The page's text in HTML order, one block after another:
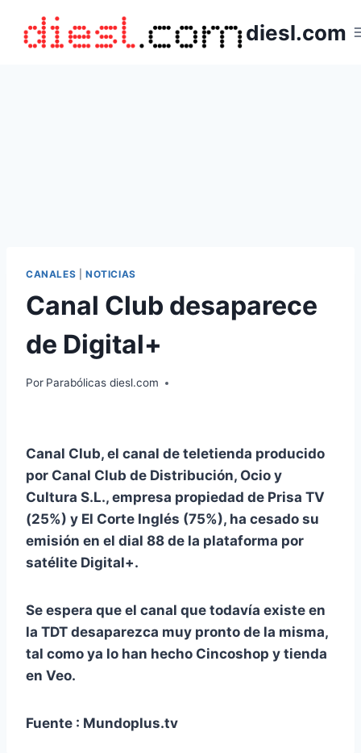
contenido
diesl.com
CANALES NOTICIAS
Canal Club desaparece
de Digital+
Por Parabólicas diesl.com
Canal Club, el canal de teletienda producido
por Canal Club de Distribución, Ocio y
Cultura S.L., empresa propiedad de Prisa TV
(25%) y El Corte Inglés (75%), ha cesado su
emisión en el dial 88 de la plataforma por
satélite Digital+.
Se espera que el canal que todavía existe en
la TDT desaparezca muy pronto de la misma,
tal como ya lo han hecho Cincoshop y tienda
en Veo.
Fuente : Mundoplus.tv